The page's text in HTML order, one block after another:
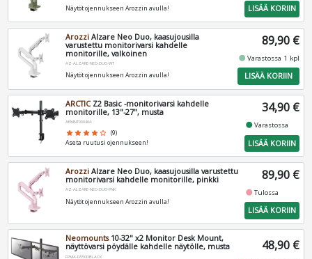
Näytöt ojennukseen Arozzin avulla! LISÄÄ KORIIN
Arozzi Alzare Neo Duo, kaasujousilla
varustettu monitorivarsi kahdelle
monitorille, valkoinen
AZ-ALZARE-NEO-DUO-WT
Näytöt ojennukseen Arozzin avulla!
89,90 €
fiber_manual_recordVarastossa 1 kpl
LISÄÄ KORIIN
ARCTICZ2 Basic -monitorivarsi kahdelle
monitorille, 13"-27", musta
AEMNT00040A
star star star star star_border (9)
Aseta ruutusi ojennukseen!
34,90 €
fiber_manual_recordVarastossa
LISÄÄ KORIIN
Arozzi Alzare Neo Duo, kaasujousilla varustettu
monitorivarsi kahdelle monitorille, pinkki
AZ-ALZARE-NEO-DUO-PNK
Näytöt ojennukseen Arozzin avulla!
89,90 €
fiber_manual_recordTulossa
LISÄÄ KORIIN
Neomounts10-32" x2 Monitor Desk Mount,
näyttövarsi pöydälle kahdelle näytölle, musta
FPMA-D550DBLACK
48,90 €